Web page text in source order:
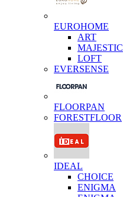
EUROHOME
ART
MAJESTIC
LOFT
EVERSENSE
FLOORPAN
FORESTFLOOR
IDEAL
CHOICE
ENIGMA